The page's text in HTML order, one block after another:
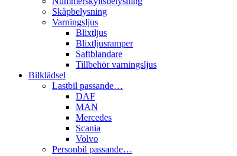
Skåpbelysning
Varningsljus
Blixtljus
Blixtljusramper
Saftblandare
Tillbehör varningsljus
Bilklädsel
Lastbil passande…
DAF
MAN
Mercedes
Scania
Volvo
Personbil passande…